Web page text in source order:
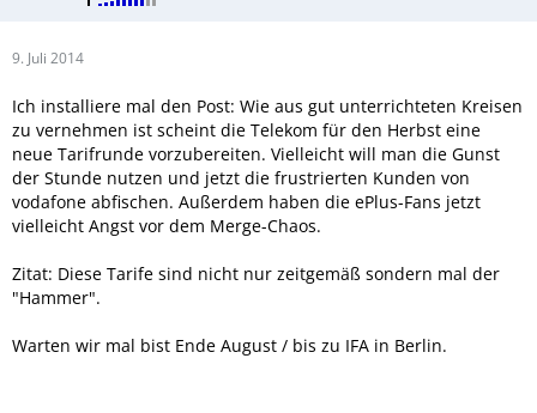
9. Juli 2014
Ich installiere mal den Post: Wie aus gut unterrichteten Kreisen
zu vernehmen ist scheint die Telekom für den Herbst eine
neue Tarifrunde vorzubereiten. Vielleicht will man die Gunst
der Stunde nutzen und jetzt die frustrierten Kunden von
vodafone abfischen. Außerdem haben die ePlus-Fans jetzt
vielleicht Angst vor dem Merge-Chaos.
Zitat: Diese Tarife sind nicht nur zeitgemäß sondern mal der
"Hammer".
Warten wir mal bist Ende August / bis zu IFA in Berlin.